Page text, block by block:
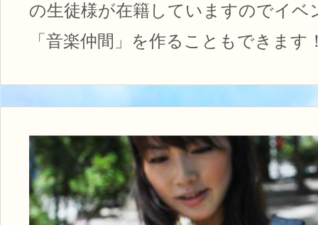
の生徒様が在籍していますのでイベ
「音楽仲間」を作ることもできます